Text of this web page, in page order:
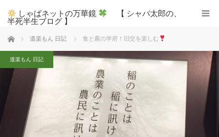
しゃばネットの万華鏡
【 シャバ太郎の、
半死半生ブログ 】
ホーム 道楽もん 日記 食と農の学府！旧交を楽しむ
道楽もん 日記